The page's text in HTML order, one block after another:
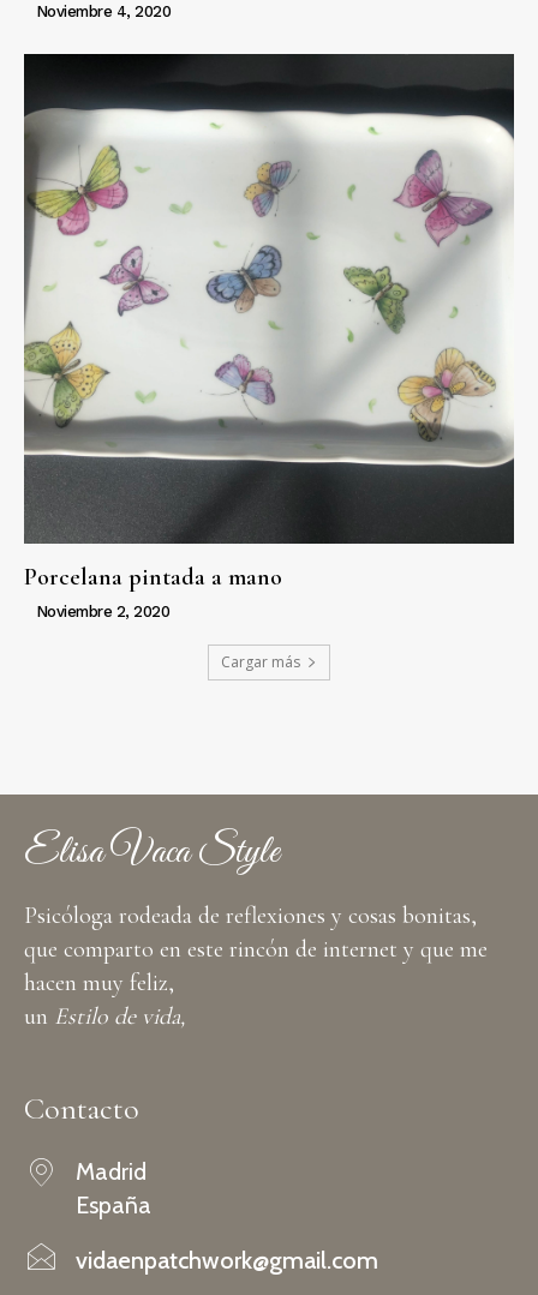
Noviembre 4, 2020
Porcelana pintada a mano
Noviembre 2, 2020
Cargar más
Elisa Vaca Style
Psicóloga rodeada de reflexiones y cosas bonitas,
que comparto en este rincón de internet y que me
hacen muy feliz,
un Estilo de vida,
Contacto
Madrid
España
vidaenpatchwork@gmail.com